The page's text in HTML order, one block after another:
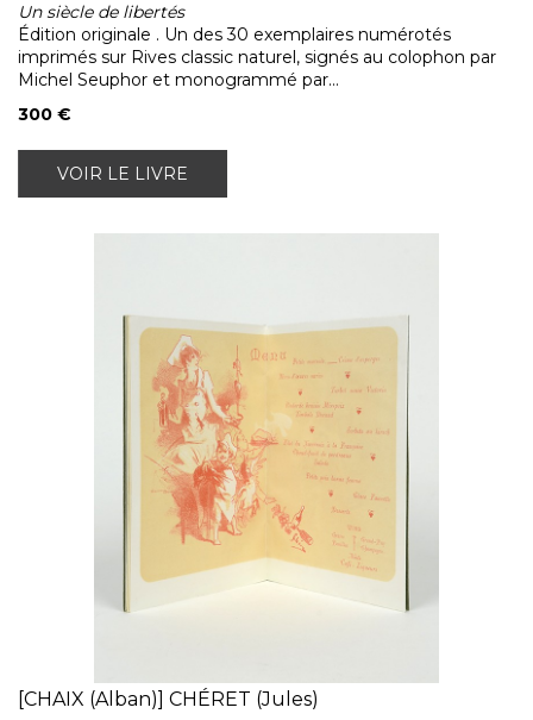
Un siècle de libertés
Édition originale . Un des 30 exemplaires numérotés
imprimés sur Rives classic naturel, signés au colophon par
Michel Seuphor et monogrammé par...
300 €
VOIR LE LIVRE
[CHAIX (Alban)] CHÉRET (Jules)